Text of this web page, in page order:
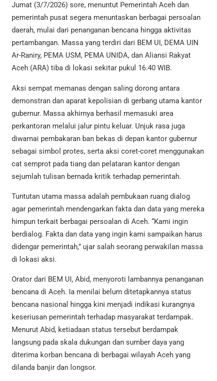
Jumat (3/7/2026) sore, menuntut Pemerintah Aceh dan
pemerintah pusat segera menuntaskan berbagai persoalan
daerah, mulai dari penanganan bencana hingga aktivitas
pertambangan. Massa yang terdiri dari BEM UI, DEMA UIN
Ar-Raniry, PEMA USM, PEMA UNIDA, dan Aliansi Rakyat
Aceh (ARA) tiba di lokasi sekitar pukul 16.40 WIB.
Aksi sempat memanas dengan saling dorong antara
demonstran dan aparat kepolisian di gerbang utama kantor
gubernur. Massa akhirnya berhasil memasuki area
perkantoran melalui jalur pintu keluar. Unjuk rasa juga
diwarnai pembakaran ban bekas di depan kantor gubernur
sebagai simbol protes, serta aksi coret-coret menggunakan
cat semprot pada tiang dan pelataran kantor dengan
sejumlah tulisan bernada kritik terhadap pemerintah.
Tuntutan utama massa adalah pembukaan ruang dialog
agar pemerintah mendengarkan fakta dan data yang mereka
himpun terkait berbagai persoalan di Aceh. “Kami ingin
berdialog. Fakta dan data yang ingin kami sampaikan harus
didengar pemerintah,” ujar salah seorang perwakilan massa
di lokasi aksi.
Orator dari BEM UI, Abid, menyoroti lambannya penanganan
bencana di Aceh. Ia menilai belum ditetapkannya status
bencana nasional hingga kini menjadi indikasi kurangnya
keseriusan pemerintah terhadap masyarakat terdampak.
Menurut Abid, ketiadaan status tersebut berdampak
langsung pada skala dukungan dan sumber daya yang
diterima korban bencana di berbagai wilayah Aceh yang
dilanda banjir dan longsor.